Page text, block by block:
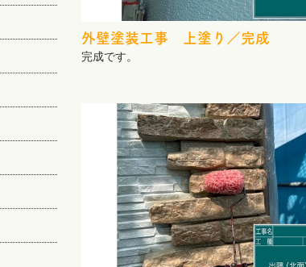
外壁塗装工事 上塗り／完成
完成です。